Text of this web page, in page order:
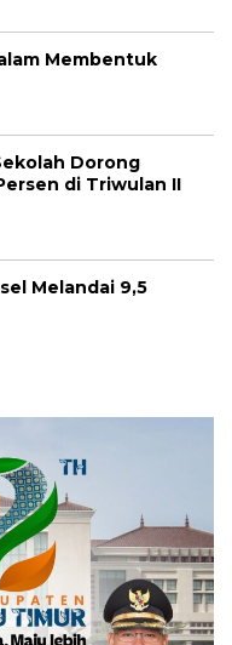
Membentuk
Dorong
di Triwulan II
Melandai 9,5